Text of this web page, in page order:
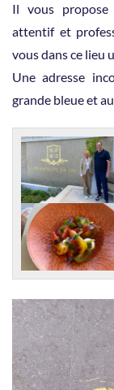
Il vous propose
attentif et
vous dans ce lieu
Une adresse
grande bleue et